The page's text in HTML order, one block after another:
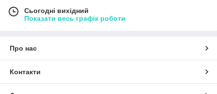
Сьогодні вихідний
Показати весь графік роботи
Про нас
Контакти